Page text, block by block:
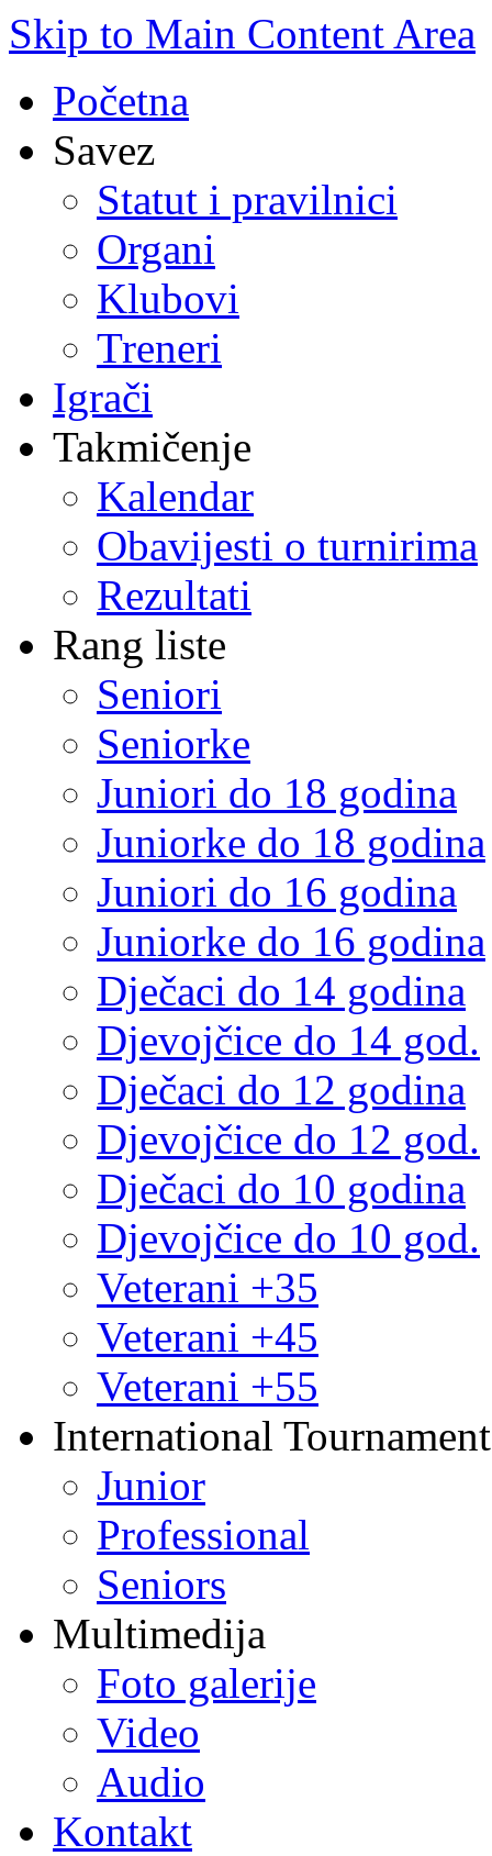
Skip to Main Content Area
Početna
Savez
Statut i pravilnici
Organi
Klubovi
Treneri
Igrači
Takmičenje
Kalendar
Obavijesti o turnirima
Rezultati
Rang liste
Seniori
Seniorke
Juniori do 18 godina
Juniorke do 18 godina
Juniori do 16 godina
Juniorke do 16 godina
Dječaci do 14 godina
Djevojčice do 14 god.
Dječaci do 12 godina
Djevojčice do 12 god.
Dječaci do 10 godina
Djevojčice do 10 god.
Veterani +35
Veterani +45
Veterani +55
International
Junior
Professional
Seniors
Multimedija
Foto galerije
Video
Audio
Kontakt